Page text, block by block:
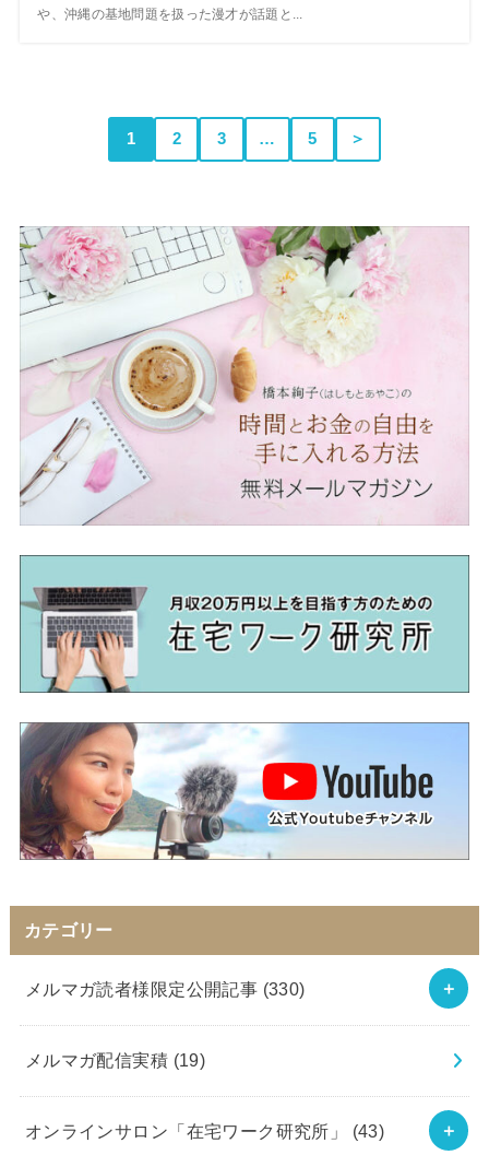
や、沖縄の基地問題を扱った漫才が話題と...
1 2 3 … 5 ＞
カテゴリー
メルマガ読者様限定公開記事 (330)
メルマガ配信実積 (19)
オンラインサロン「在宅ワーク研究所」 (43)